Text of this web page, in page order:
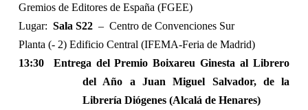
Gremios de Editores de España (FGEE)
Lugar: Sala S22 – Centro de Convenciones Sur
Planta (- 2) Edificio Central (IFEMA-Feria de Madrid)
13:30
Entrega del Premio Boixareu Ginesta al Librero
del Año a Juan Miguel Salvador, de la
Librería Diógenes (Alcalá de Henares)